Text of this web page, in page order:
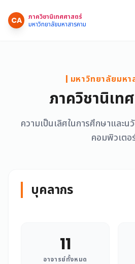
CA
ภาควิชานิเทศศาสตร์
มหาวิทยาลัยมหาสารคาม
| มหาวิทยาลัยมหา
ภาควิชานิเท
ความเป็นเลิศในการศึกษาและน
คอมพิวเตอ
บุคลากร
11
อาจารย์ทั้งหมด